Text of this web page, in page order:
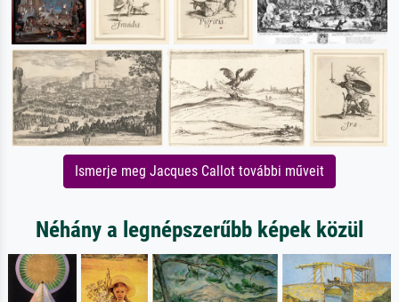
Ismerje meg Jacques Callot további műveit
Néhány a legnépszerűbb képek közül